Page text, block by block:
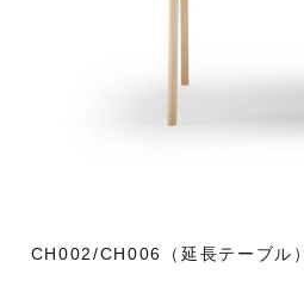
CH002/CH006（延長テーブル）